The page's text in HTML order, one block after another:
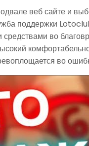
веб сайте и
поддержки
во
во